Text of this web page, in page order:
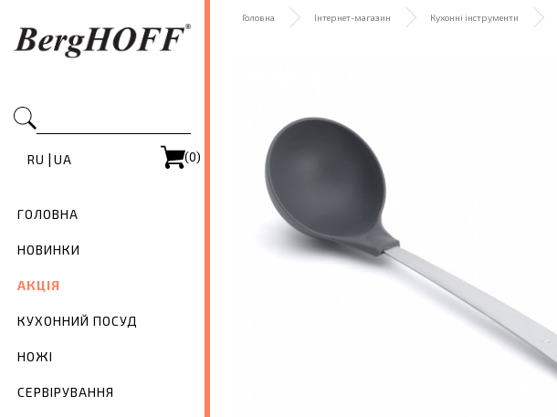
RU | UA (0)
ГОЛОВНА
НОВИНКИ
АКЦІЯ
КУХОННИЙ ПОСУД
НОЖІ
СЕРВІРУВАННЯ
Головна Інтернет-магазин Кухонні інструменти